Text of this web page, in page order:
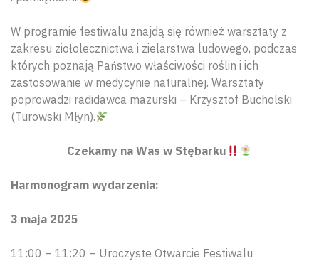
W programie festiwalu znajdą się również warsztaty z
zakresu ziołolecznictwa i zielarstwa ludowego, podczas
których poznają Państwo właściwości roślin i ich
zastosowanie w medycynie naturalnej. Warsztaty
poprowadzi radidawca mazurski – Krzysztof Bucholski
(Turowski Młyn).
Czekamy na Was w Stębarku
Harmonogram wydarzenia:
3 maja 2025
11:00 – 11:20 – Uroczyste Otwarcie Festiwalu